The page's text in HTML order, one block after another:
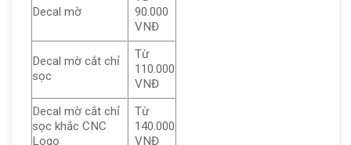
Decal mờ
90.000
VNĐ
Decal mờ cắt chỉ
sọc
Từ
110.000
VNĐ
Decal mờ cắt chỉ
sọc khắc CNC
Logo
Từ
140.000
VNĐ